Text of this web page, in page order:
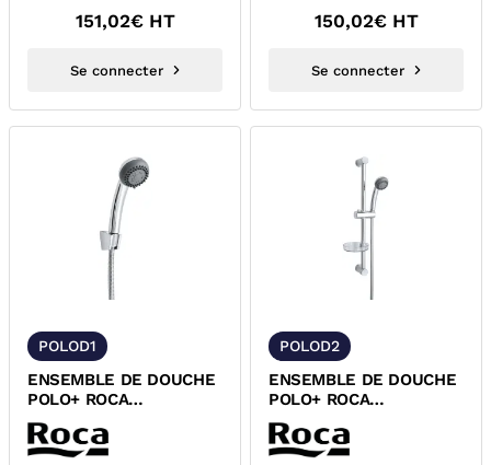
151,02€ HT
Se connecter
150,02€ HT
Se connecter
POLOD1
ENSEMBLE DE DOUCHE
POLO+ ROCA
A5B7364C00
POLOD2
ENSEMBLE DE DOUCHE
POLO+ ROCA
A5B7464C00